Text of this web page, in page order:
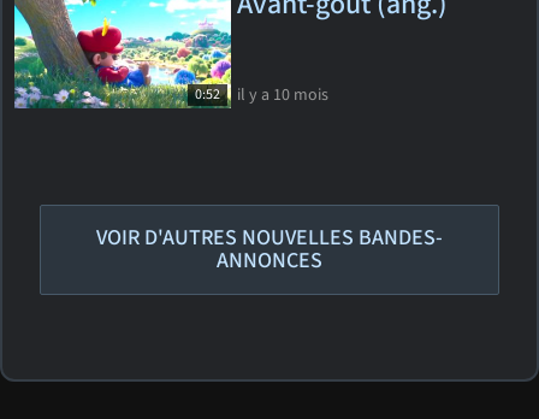
0:52 il y a 10 mois
VOIR D'AUTRES NOUVELLES BANDES-
ANNONCES